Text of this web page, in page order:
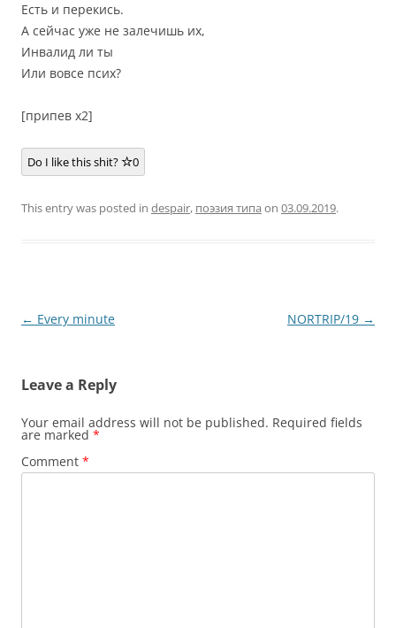
Есть и перекись.
А сейчас уже не залечишь их,
Инвалид ли ты
Или вовсе псих?
[припев х2]
Do I like this shit? 0
This entry was posted in despair, поэзия типа on 03.09.2019.
Post
← Every minute NORTRIP/19 →
Leave a Reply
Your email address will not be published. Required fields
are marked *
Comment *